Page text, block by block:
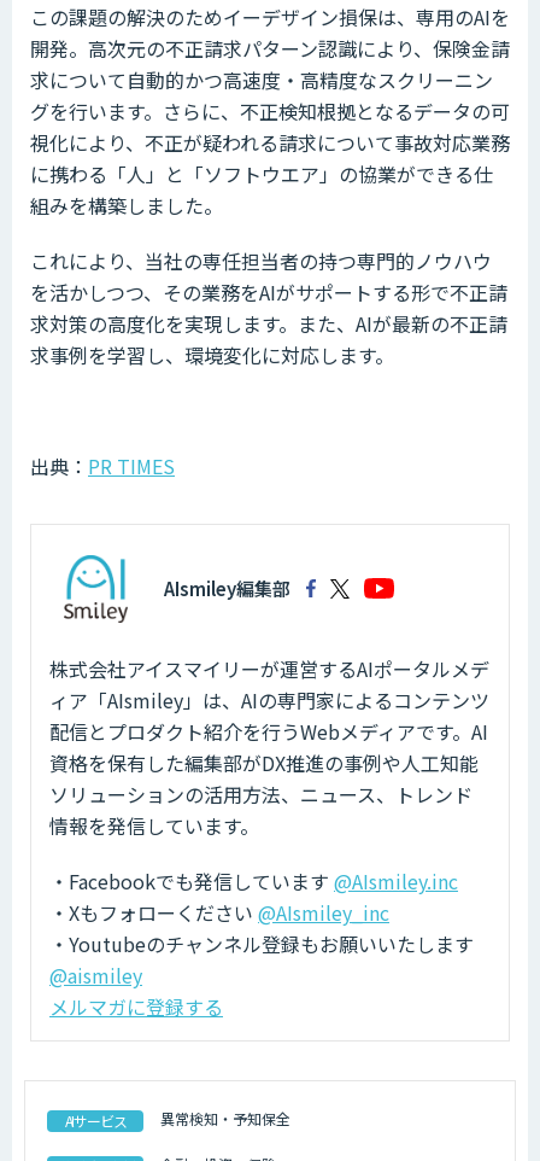
この課題の解決のためイーデザイン損保は、専用のAIを
開発。高次元の不正請求パターン認識により、保険金請
求について自動的かつ高速度・高精度なスクリーニン
グを行います。さらに、不正検知根拠となるデータの可
視化により、不正が疑われる請求について事故対応業務
に携わる「人」と「ソフトウエア」の協業ができる仕
組みを構築しました。
これにより、当社の専任担当者の持つ専門的ノウハウ
を活かしつつ、その業務をAIがサポートする形で不正請
求対策の高度化を実現します。また、AIが最新の不正請
求事例を学習し、環境変化に対応します。
出典： PR TIMES
AIsmiley編集部
株式会社アイスマイリーが運営するAIポータルメデ
ィア「AIsmiley」は、AIの専門家によるコンテンツ
配信とプロダクト紹介を行うWebメディアです。AI
資格を保有した編集部がDX推進の事例や人工知能
ソリューションの活用方法、ニュース、トレンド
情報を発信しています。
・Facebookでも発信しています @AIsmiley.inc
・Xもフォローください @AIsmiley_inc
・Youtubeのチャンネル登録もお願いいたします
@aismiley
メルマガに登録する
AIサービス 異常検知・予知保全